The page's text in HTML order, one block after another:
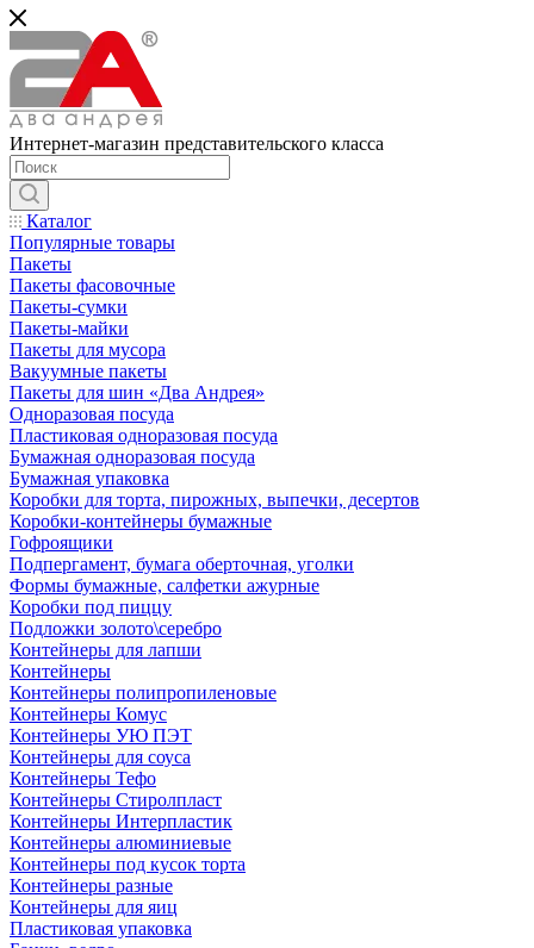
Интернет-магазин представительского класса
Каталог
Популярные товары
Пакеты
Пакеты фасовочные
Пакеты-сумки
Пакеты-майки
Пакеты для мусора
Вакуумные пакеты
Пакеты для шин «Два Андрея»
Одноразовая посуда
Пластиковая одноразовая посуда
Бумажная одноразовая посуда
Бумажная упаковка
Коробки для торта, пирожных, выпечки, десертов
Коробки-контейнеры бумажные
Гофроящики
Подпергамент, бумага оберточная, уголки
Формы бумажные, салфетки ажурные
Коробки под пиццу
Подложки золото\серебро
Контейнеры для лапши
Контейнеры
Контейнеры полипропиленовые
Контейнеры Комус
Контейнеры УЮ ПЭТ
Контейнеры для соуса
Контейнеры Тефо
Контейнеры Стиролпласт
Контейнеры Интерпластик
Контейнеры алюминиевые
Контейнеры под кусок торта
Контейнеры разные
Контейнеры для яиц
Пластиковая упаковка